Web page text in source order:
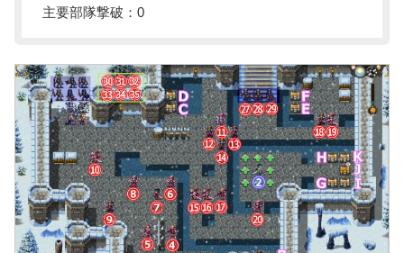
主要部隊撃破：0